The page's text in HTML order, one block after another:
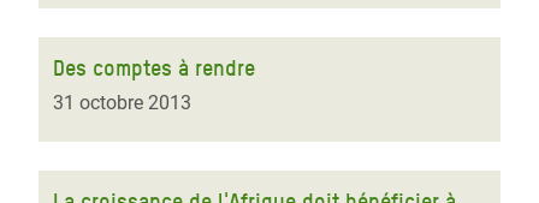
Des comptes à rendre
31 octobre 2013